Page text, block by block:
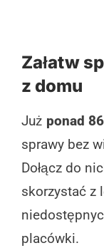
Załatw
z domu
Już ponad
sprawy bez
Dołącz do
skorzystać z
placówki.